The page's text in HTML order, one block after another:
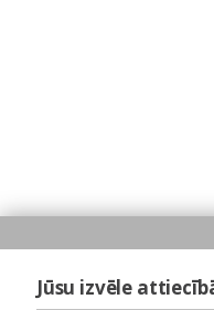
Jūsu izvēle